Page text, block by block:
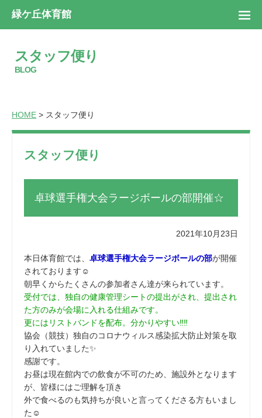
緑ケ丘体育館
スタッフ便り
BLOG
HOME > スタッフ便り
スタッフ便り
卓球選手権大会ラージボールの部開催☆
2021年10月23日
本日体育館では、 卓球選手権大会ラージボールの部が開催
されております☺
朝早くからたくさんの参加者さん達が来られています。
受付では、独自の健康管理シートの提出がされ、提出され
た方のみが会場に入れる仕組みです。
更にはリストバンドを配布。分かりやすい‼‼
協会（競技）独自のコロナウィルス感染拡大防止対策を取
り入れていました✨
感謝です。
お昼は現在館内での飲食が不可のため、施設外となります
が、皆様にはご理解を頂き
外で食べるのも気持ちが良いと言ってくださる方もいまし
た☺